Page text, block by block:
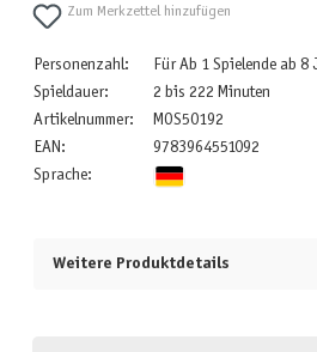
Zum Merkzettel hinzufügen
Personenzahl:
Für Ab 1 Spielende ab 8
Spieldauer:
2 bis 222 Minuten
Artikelnummer:
MOS50192
EAN:
9783964551092
Sprache:
Weitere Produktdetails